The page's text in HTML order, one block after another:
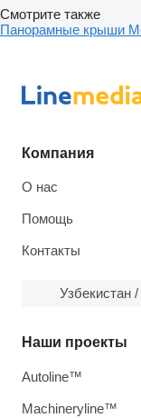
Смотрите также
Панорамные крыши
Компания
О нас
Помощь
Контакты
Узбекистан
Наши проекты
Autoline™
Machineryline™